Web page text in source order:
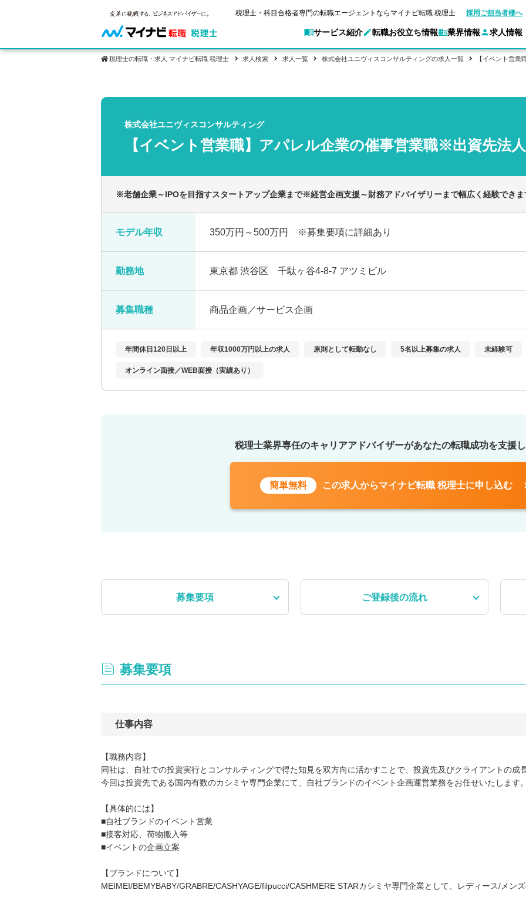
税理士・科目合格者専門の転職エージェントならマイナビ転職 税理士 採用ご担当者様へ
サービス紹介
サービス紹介
マイナビ転職 税理士とは？ ご利用ガイド
キ
よくあるご質問
転職お役立ち情報
転職お役立ち情報
ご状況別転職ガイド
2回目以降の転職の方へ
未経験分野への転職
転職活動お役
ストレス診断
業界情報
業界情報
税理士試験情報
税理士試験合格後の流れ
企業情報
求人情報
求人情報
保有資格別求人情報 業界別求人情報
コンサルティングファームへの転職
税理士の転職・求人 マイナビ転職 税理士 求人検索 求人一覧 株式会社ユニヴィスコンサルティングの求人一覧 【イベント営業
株式会社ユニヴィスコンサルティング
【イベント営業職】アパレル企業の催事営業職※出資先法
※老舗企業～IPOを目指すスタートアップ企業まで※経営企画支援～財務アドバイザリーまで幅広く経験できま
モデル年収 350万円～500万円 ※募集要項に詳細あり
勤務地 東京都 渋谷区 千駄ヶ谷4-8-7 アツミビル
募集職種 商品企画／サービス企画
年間休日120日以上 年収1000万円以上の求人 原則として転勤なし 5名以上募集の求人 未経験可
オンライン面接／WEB面接（実績あり）
税理士業界専任のキャリアアドバイザーがあなたの転職成功を支援し
簡単無料 この求人からマイナビ転職 税理士に申し込む
募集要項 ご登録後の流れ
募集要項
仕事内容
【職務内容】
同社は、自社での投資実行とコンサルティングで得た知見を双方向に活かすことで、投資先及びクライアントの成
今回は投資先である国内有数のカシミヤ専門企業にて、自社ブランドのイベント企画運営業務をお任せいたします。
【具体的には】
■自社ブランドのイベント営業
■接客対応、荷物搬入等
■イベントの企画立案
【ブランドについて】
MEIMEI/BEMYBABY/GRABRE/CASHYAGE/filpucci/CASHMERE STARカシミヤ専門企業として、レディース/メン